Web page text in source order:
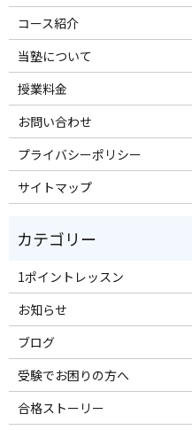
コース紹介
当塾について
授業料金
お問い合わせ
プライバシーポリシー
サイトマップ
1ポイントレッスン
お知らせ
ブログ
受験でお困りの方へ
合格ストーリー